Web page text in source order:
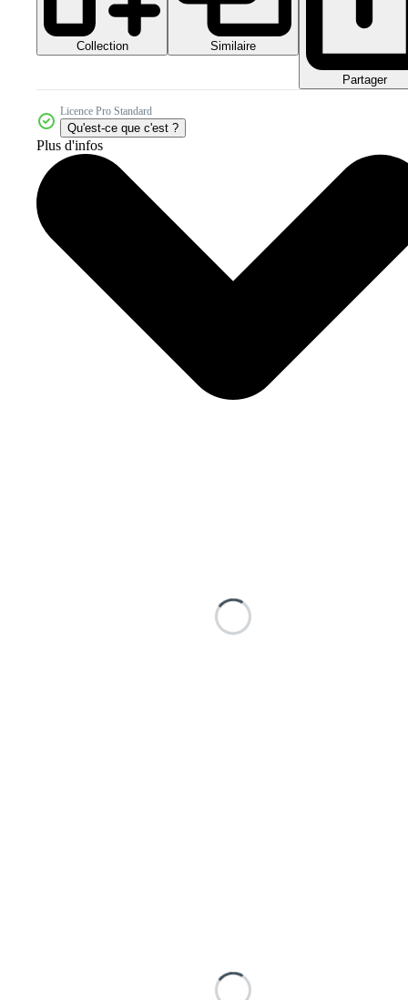
Collection Similaire
Partager
Licence Pro Standard
Qu'est-ce que c'est ?
Plus d'infos